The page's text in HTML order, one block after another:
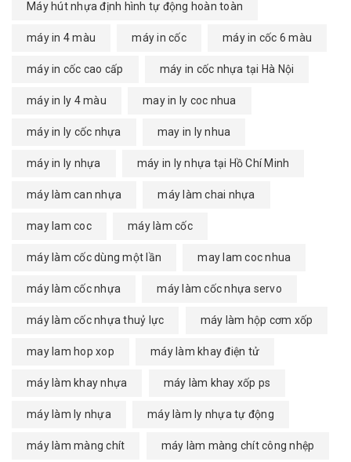
Máy hút nhựa định hình tự động hoàn toàn
máy in 4 màu máy in cốc máy in cốc 6 màu
máy in cốc cao cấp máy in cốc nhựa tại Hà Nội
máy in ly 4 màu may in ly coc nhua
máy in ly cốc nhựa may in ly nhua
máy in ly nhựa máy in ly nhựa tại Hồ Chí Minh
máy làm can nhựa máy làm chai nhựa
may lam coc máy làm cốc
máy làm cốc dùng một lần may lam coc nhua
máy làm cốc nhựa máy làm cốc nhựa servo
máy làm cốc nhựa thuỷ lực máy làm hộp cơm xốp
may lam hop xop máy làm khay điện tử
máy làm khay nhựa máy làm khay xốp ps
máy làm ly nhựa máy làm ly nhựa tự động
máy làm màng chít máy làm màng chít công nhệp